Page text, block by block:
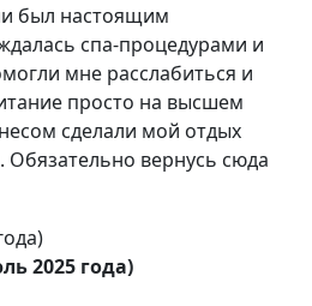
был настоящим
спа-процедурами и
мне расслабиться и
просто на высшем
сделали мой отдых
вернусь сюда
2025 года)